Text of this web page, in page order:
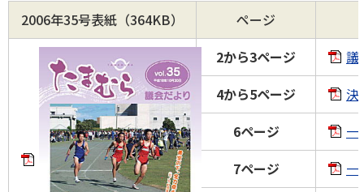
2006年35号表紙（364KB）
ページ
2から3ページ
議
4から5ページ
決
6ページ
一
7ページ
一